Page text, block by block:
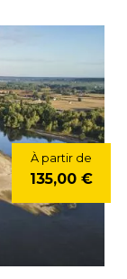
À partir de
135,00 €